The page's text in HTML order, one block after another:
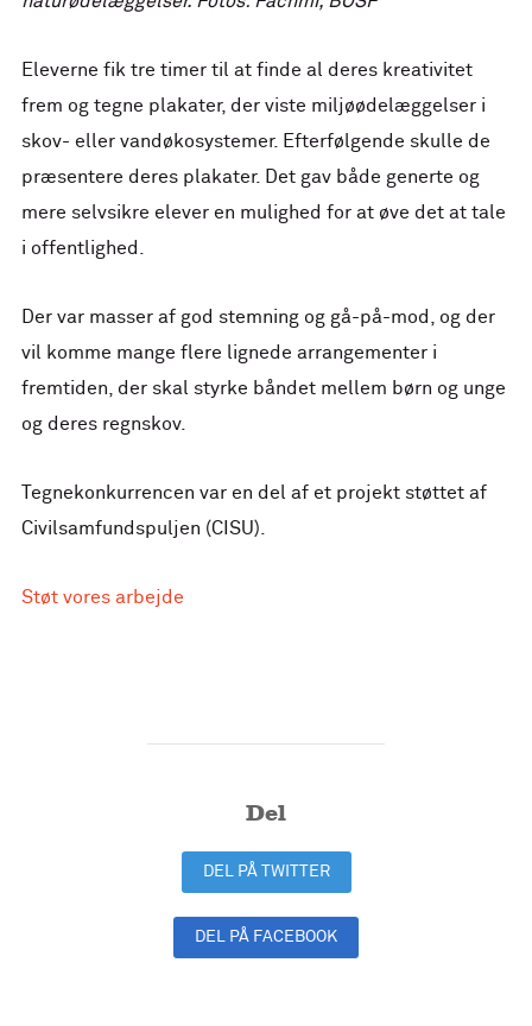
Eleverne fik tre timer til at finde al deres kreativitet
frem og tegne plakater, der viste miljøødelæggelser i
skov- eller vandøkosystemer. Efterfølgende skulle de
præsentere deres plakater. Det gav både generte og
mere selvsikre elever en mulighed for at øve det at tale
i offentlighed.
Der var masser af god stemning og gå-på-mod, og der
vil komme mange flere lignede arrangementer i
fremtiden, der skal styrke båndet mellem børn og unge
og deres regnskov.
Tegnekonkurrencen var en del af et projekt støttet af
Civilsamfundspuljen (CISU).
Støt vores arbejde
Del
DEL PÅ TWITTER
DEL PÅ FACEBOOK